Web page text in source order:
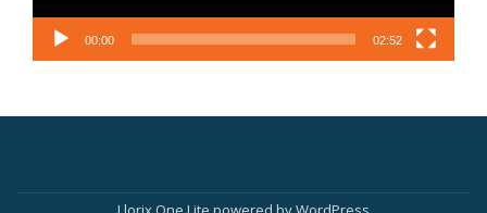
00:00 02:52
Secondary